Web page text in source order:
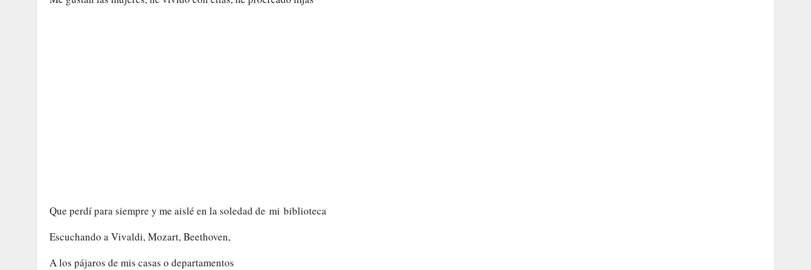
Que perdí para siempre y me aislé en la soledad de mi biblioteca
Escuchando a Vivaldi, Mozart, Beethoven,
A los pájaros de mis casas o departamentos